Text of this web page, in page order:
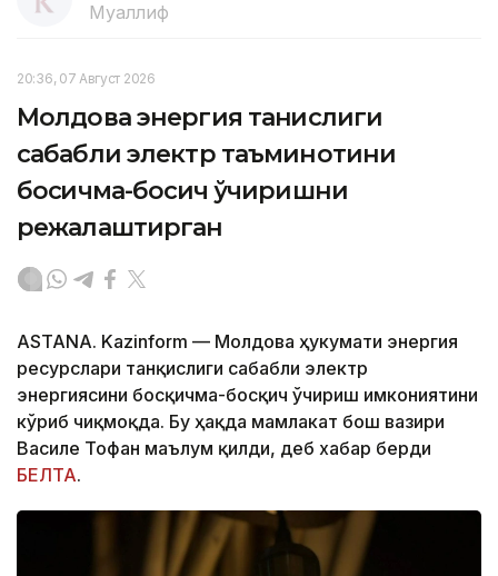
Муаллиф
20:36, 07 Август 2026
Молдова энергия танқислиги
сабабли электр таъминотини
босқичма-босқич ўчиришни
режалаштирган
ASTANA. Kazinform — Молдова ҳукумати энергия
ресурслари танқислиги сабабли электр
энергиясини босқичма-босқич ўчириш имкониятини
кўриб чиқмоқда. Бу ҳақда мамлакат бош вазири
Василе Тофан маълум қилди, деб хабар берди
БЕЛТА.